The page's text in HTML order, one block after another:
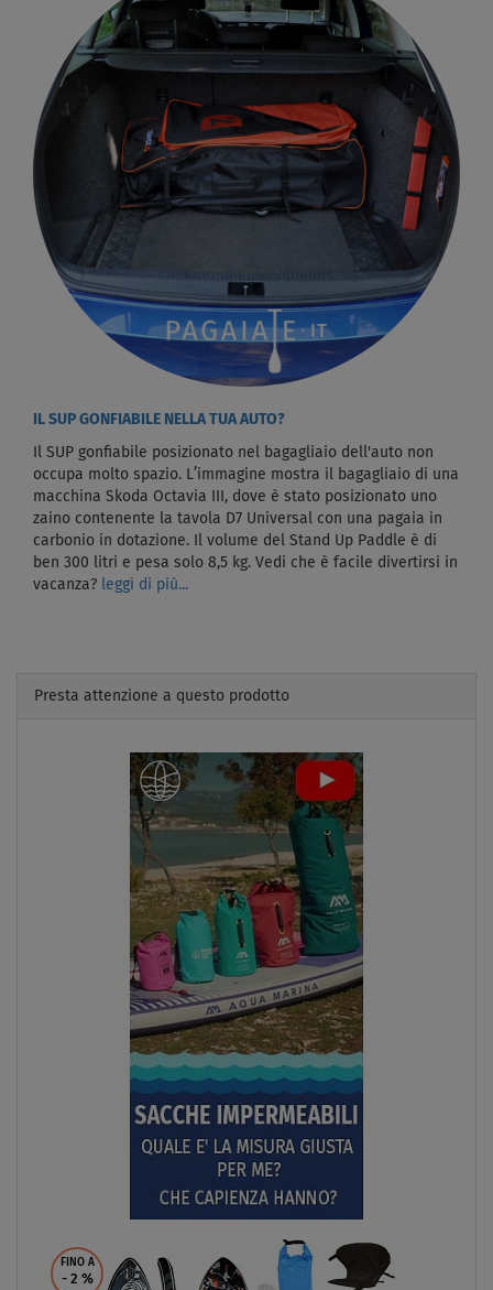
IL SUP GONFIABILE NELLA TUA AUTO?
Il SUP gonfiabile posizionato nel bagagliaio dell'auto non
occupa molto spazio. L’immagine mostra il bagagliaio di una
macchina Skoda Octavia III, dove è stato posizionato uno
zaino contenente la tavola D7 Universal con una pagaia in
carbonio in dotazione. Il volume del Stand Up Paddle è di
ben 300 litri e pesa solo 8,5 kg. Vedi che è facile divertirsi in
vacanza?
leggi di più...
Presta attenzione a questo prodotto
FINO A
- 2 %
Previous